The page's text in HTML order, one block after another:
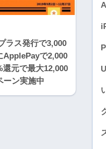
ラス発行で3,000
ApplePayで2,000
還元で最大12,000
ーン実施中